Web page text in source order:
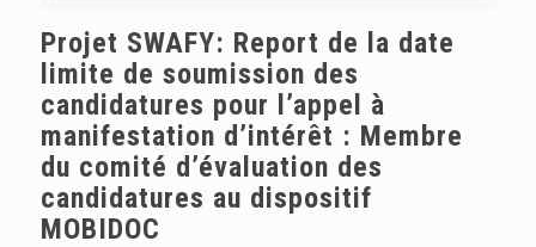
Projet SWAFY: Report de la date
limite de soumission des
candidatures pour l’appel à
manifestation d’intérêt : Membre
du comité d’évaluation des
candidatures au dispositif
MOBIDOC